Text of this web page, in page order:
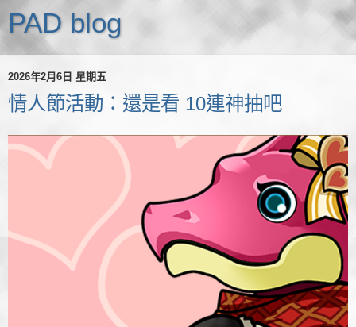
PAD blog
2026年2月6日 星期五
情人節活動：還是看 10連神抽吧